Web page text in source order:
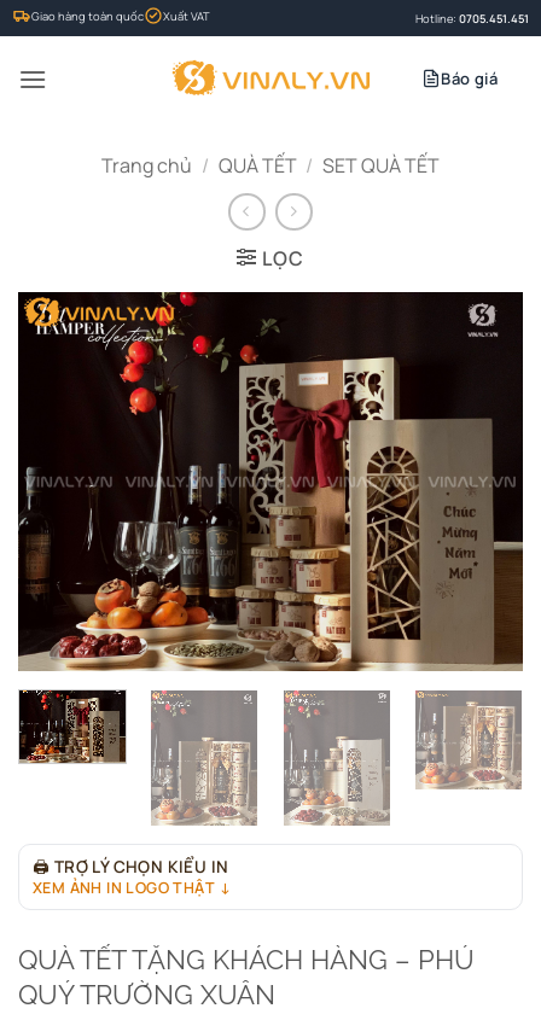
Bỏ
qua
nội
Giao hàng toàn quốc Xuất VAT Hotline: 0705.451.451
Báo giá
Trang chủ / QUÀ TẾT / SET QUÀ TẾT
LỌC
🖨 TRỢ LÝ CHỌN KIỂU IN
XEM ẢNH IN LOGO THẬT ↓
QUÀ TẾT TẶNG KHÁCH HÀNG – PHÚ
QUÝ TRƯỜNG XUÂN